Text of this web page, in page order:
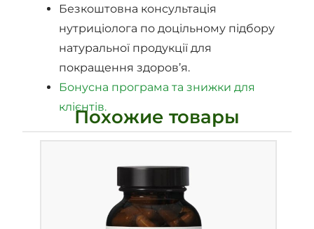
Безкоштовна консультація
нутриціолога по доцільному підбору
натуральної продукції для
покращення здоров’я.
Бонусна програма та знижки для
клієнтів.
Похожие товары